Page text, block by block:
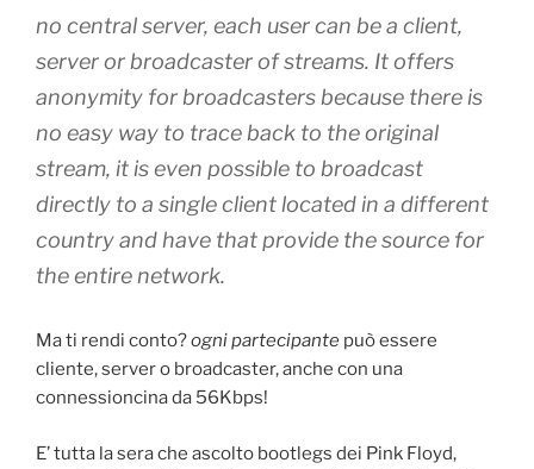
no central server, each user can be a client,
server or broadcaster of streams. It offers
anonymity for broadcasters because there is
no easy way to trace back to the original
stream, it is even possible to broadcast
directly to a single client located in a different
country and have that provide the source for
the entire network.
Ma ti rendi conto?ogni partecipante può essere
cliente, server o broadcaster, anche con una
connessioncina da 56Kbps!
E’ tutta la sera che ascolto bootlegs dei Pink Floyd,